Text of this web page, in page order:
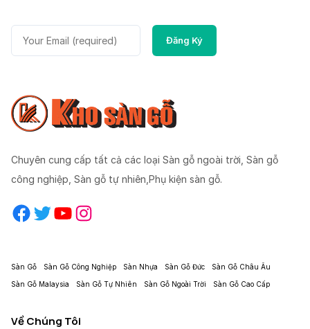
Chuyên cung cấp tất cả các loại Sàn gỗ ngoài trời, Sàn gỗ
công nghiệp, Sàn gỗ tự nhiên,Phụ kiện sàn gỗ.
Facebook Twitter YouTube Instagram
Sàn Gỗ Sàn Gỗ Công Nghiệp Sàn Nhựa Sàn Gỗ Đức Sàn Gỗ Châu Âu
Sàn Gỗ Malaysia Sàn Gỗ Tự Nhiên Sàn Gỗ Ngoài Trời Sàn Gỗ Cao Cấp
Về Chúng Tôi